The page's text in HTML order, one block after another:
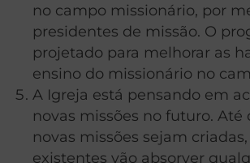
no campo missionário, por
presidentes de missão. O
projetado para melhorar as
ensino do missionário no
A Igreja está pensando em
novas missões no futuro. Até
novas missões sejam
existentes vão absorver